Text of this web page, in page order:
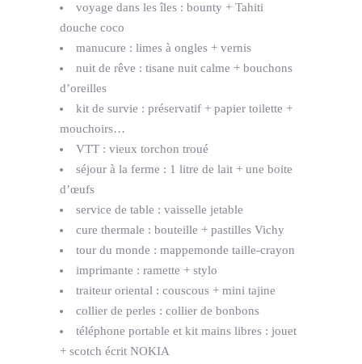
voyage dans les îles : bounty + Tahiti
douche coco
manucure : limes à ongles + vernis
nuit de rêve : tisane nuit calme + bouchons
d’oreilles
kit de survie : préservatif + papier toilette +
mouchoirs…
VTT : vieux torchon troué
séjour à la ferme : 1 litre de lait + une boite
d’œufs
service de table : vaisselle jetable
cure thermale : bouteille + pastilles Vichy
tour du monde : mappemonde taille-crayon
imprimante : ramette + stylo
traiteur oriental : couscous + mini tajine
collier de perles : collier de bonbons
téléphone portable et kit mains libres : jouet
+ scotch écrit NOKIA